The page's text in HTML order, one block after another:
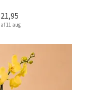
11 aug